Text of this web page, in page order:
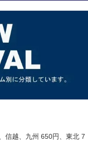
信越、九州 650円、東北 7